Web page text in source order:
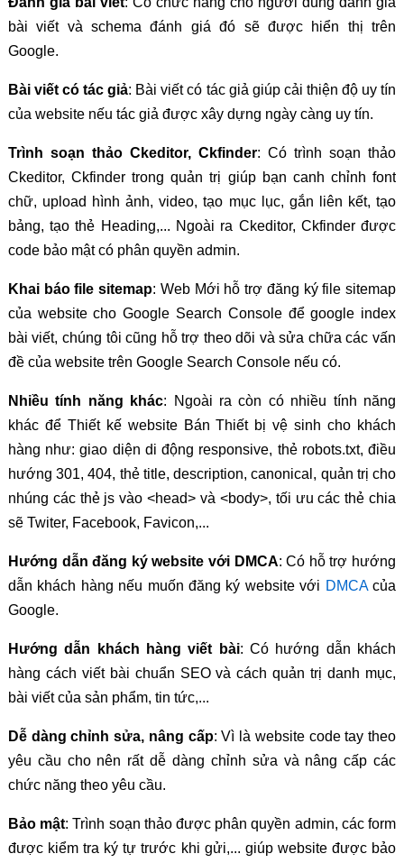
bài viết và schema đánh giá đó sẽ được hiển thị trên
Google.
Bài viết có tác giả: Bài viết có tác giả giúp cải thiện độ uy tín
của website nếu tác giả được xây dựng ngày càng uy tín.
Trình soạn thảo Ckeditor, Ckfinder: Có trình soạn thảo
Ckeditor, Ckfinder trong quản trị giúp bạn canh chỉnh font
chữ, upload hình ảnh, video, tạo mục lục, gắn liên kết, tạo
bảng, tạo thẻ Heading,... Ngoài ra Ckeditor, Ckfinder được
code bảo mật có phân quyền admin.
Khai báo file sitemap: Web Mới hỗ trợ đăng ký file sitemap
của website cho Google Search Console để google index
bài viết, chúng tôi cũng hỗ trợ theo dõi và sửa chữa các vấn
đề của website trên Google Search Console nếu có.
Nhiều tính năng khác: Ngoài ra còn có nhiều tính năng
khác để Thiết kế website Bán Thiết bị vệ sinh cho khách
hàng như: giao diện di động responsive, thẻ robots.txt, điều
hướng 301, 404, thẻ title, description, canonical, quản trị cho
nhúng các thẻ js vào <head> và <body>, tối ưu các thẻ chia
sẽ Twiter, Facebook, Favicon,...
Hướng dẫn đăng ký website với DMCA: Có hỗ trợ hướng
dẫn khách hàng nếu muốn đăng ký website với DMCAcủa
Google.
Hướng dẫn khách hàng viết bài: Có hướng dẫn khách
hàng cách viết bài chuẩn SEO và cách quản trị danh mục,
bài viết của sản phẩm, tin tức,...
Dễ dàng chỉnh sửa, nâng cấp: Vì là website code tay theo
yêu cầu cho nên rất dễ dàng chỉnh sửa và nâng cấp các
chức năng theo yêu cầu.
Bảo mật: Trình soạn thảo được phân quyền admin, các form
được kiểm tra ký tự trước khi gửi,... giúp website được bảo